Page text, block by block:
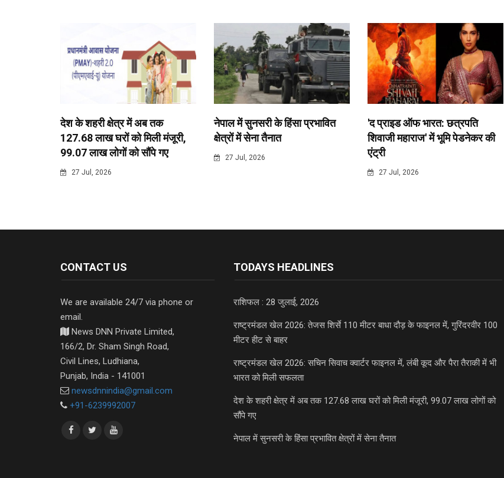
देश के शहरी क्षेत्र में अब तक
127.68 लाख घरों को मिली मंजूरी,
99.07 लाख लोगों को सौंपे गए
27 Jul, 2026
नेपाल में सुनसरी के हिंसा प्रभावित
क्षेत्रों में सेना तैनात
27 Jul, 2026
'द प्राइड ऑफ भारत: छत्रपति
शिवाजी महाराज' में भूमि पेडनेकर की
एंट्री
27 Jul, 2026
CONTACT US
We are available 24/7 via phone or
email.
News DNN Private Limited,
166/2, Dr. Sham Singh Road,
Civil Lines, Ludhiana,
Punjab, India - 141001
newsdnnindia@gmail.com
+91-6239992007
TODAYS HEADLINES
राशिफल : 28 जुलाई, 2026
राष्ट्रमंडल खेल 2026: तेजस शिर्से 110 मीटर बाधा दौड़ के फाइनल में, गुरिंदरवीर 100
मीटर हीट से बाहर
राष्ट्रमंडल खेल 2026: सचिन सिवाच क्वार्टर फाइनल में, लंबी कूद और पैरा तैराकी में भी
भारत को मिली सफलता
देश के शहरी क्षेत्र में अब तक 127.68 लाख घरों को मिली मंजूरी, 99.07 लाख लोगों को
सौंपे गए
नेपाल में सुनसरी के हिंसा प्रभावित क्षेत्रों में सेना तैनात